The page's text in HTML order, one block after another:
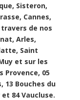
Sisteron,
Cannes,
de nos
Arles,
Saint
et sur les
Provence, 05
13 Bouches du
et 84 Vaucluse.